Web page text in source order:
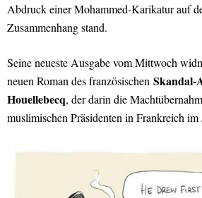
Abdruck einer Mohammed-Karikatur auf
Zusammenhang stand.
Seine neueste Ausgabe vom Mittwoch
neuen Roman des französischen Skandal-
Houellebecq, der darin die
muslimischen Präsidenten in Frankreich im